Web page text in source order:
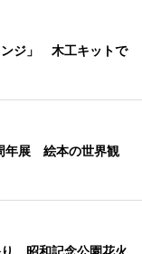
ンジ」 木工キットで
年展 絵本の世界観